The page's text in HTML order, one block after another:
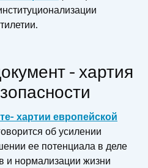
- хартия
хартии европейской
об усилении
ее потенциала в деле
и нормализации жизни